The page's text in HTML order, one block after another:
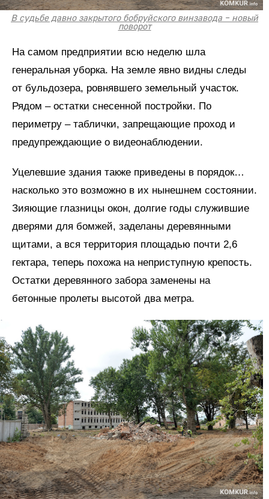
В судьбе давно закрытого бобруйского винзавода – новый
поворот
На самом предприятии всю неделю шла
генеральная уборка. На земле явно видны следы
от бульдозера, ровнявшего земельный участок.
Рядом – остатки снесенной постройки. По
периметру – таблички, запрещающие проход и
предупреждающие о видеонаблюдении.
Уцелевшие здания также приведены в порядок…
насколько это возможно в их нынешнем состоянии.
Зияющие глазницы окон, долгие годы служившие
дверями для бомжей, заделаны деревянными
щитами, а вся территория площадью почти 2,6
гектара, теперь похожа на неприступную крепость.
Остатки деревянного забора заменены на
бетонные пролеты высотой два метра.